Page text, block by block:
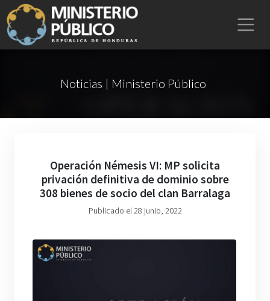
Noticias | Ministerio Público
Operación Némesis VI: MP solicita
privación definitiva de dominio sobre
308 bienes de socio del clan Barralaga
Publicado el 28 junio, 2022